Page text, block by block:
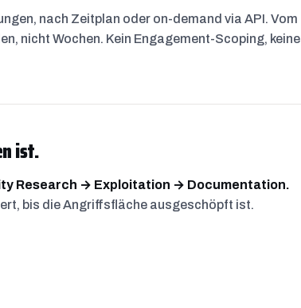
nach Zeitplan oder on-demand via API. Vom
nicht Wochen. Kein Engagement-Scoping, keine
ist.
Research → Exploitation → Documentation.
bis die Angriffsfläche ausgeschöpft ist.